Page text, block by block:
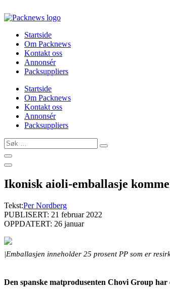
to
Startside
Om Packnews
Kontakt oss
Annonsér
Packsuppliers
Startside
Om Packnews
Kontakt oss
Annonsér
Packsuppliers
Søk
…
Ikonisk aioli-emballasje
Tekst:Per Nordberg
PUBLISERT: 21 februar 2022
OPPDATERT: 26 januar
|Emballasjen inneholder 25 prosent PP som er
Den spanske matprodusenten Chovi Group